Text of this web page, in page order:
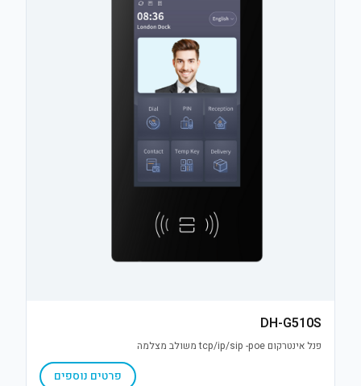
DH-G510S
פנל אינטרקום tcp/ip/sip -poe משולב מצלמה
פרטים נוספים